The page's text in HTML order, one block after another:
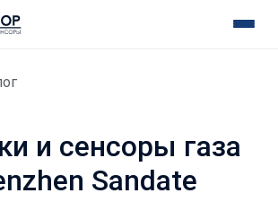
и сенсоры газа
Sandate